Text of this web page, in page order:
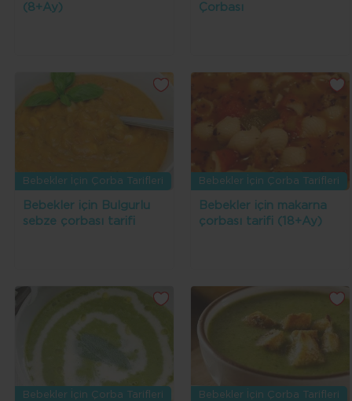
(8+Ay)
Çorbası
Bebekler İçin Çorba Tarifleri
Bebekler için Bulgurlu
sebze çorbası tarifi
Bebekler İçin Çorba Tarifleri
Bebekler için makarna
çorbası tarifi (18+Ay)
Bebekler İçin Çorba Tarifleri Bebekler İçin Çorba Tarifleri